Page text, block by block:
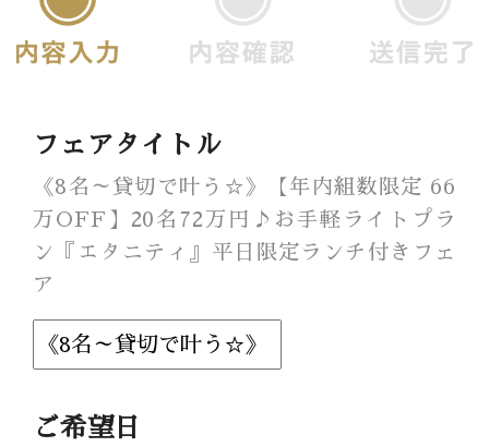
Movie
Best Rate
レポート
フェアタイトル
《8名～貸切で叶う☆》【年内組数限定 66
万OFF】20名72万円♪お手軽ライトプラ
ン『エタニティ』平日限定ランチ付きフェ
ア
ご希望日